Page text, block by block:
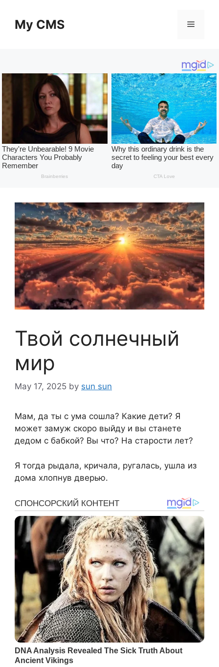
contentMy CMS Menu
Твой солнечный
мир
May 17, 2025 by sun sun
Мам, да ты с ума сошла? Какие дети? Я
может замуж скоро выйду и вы станете
дедом с бабкой? Вы что? На старости лет?
Я тогда рыдала, кричала, ругалась, ушла из
дома хлопнув дверью.